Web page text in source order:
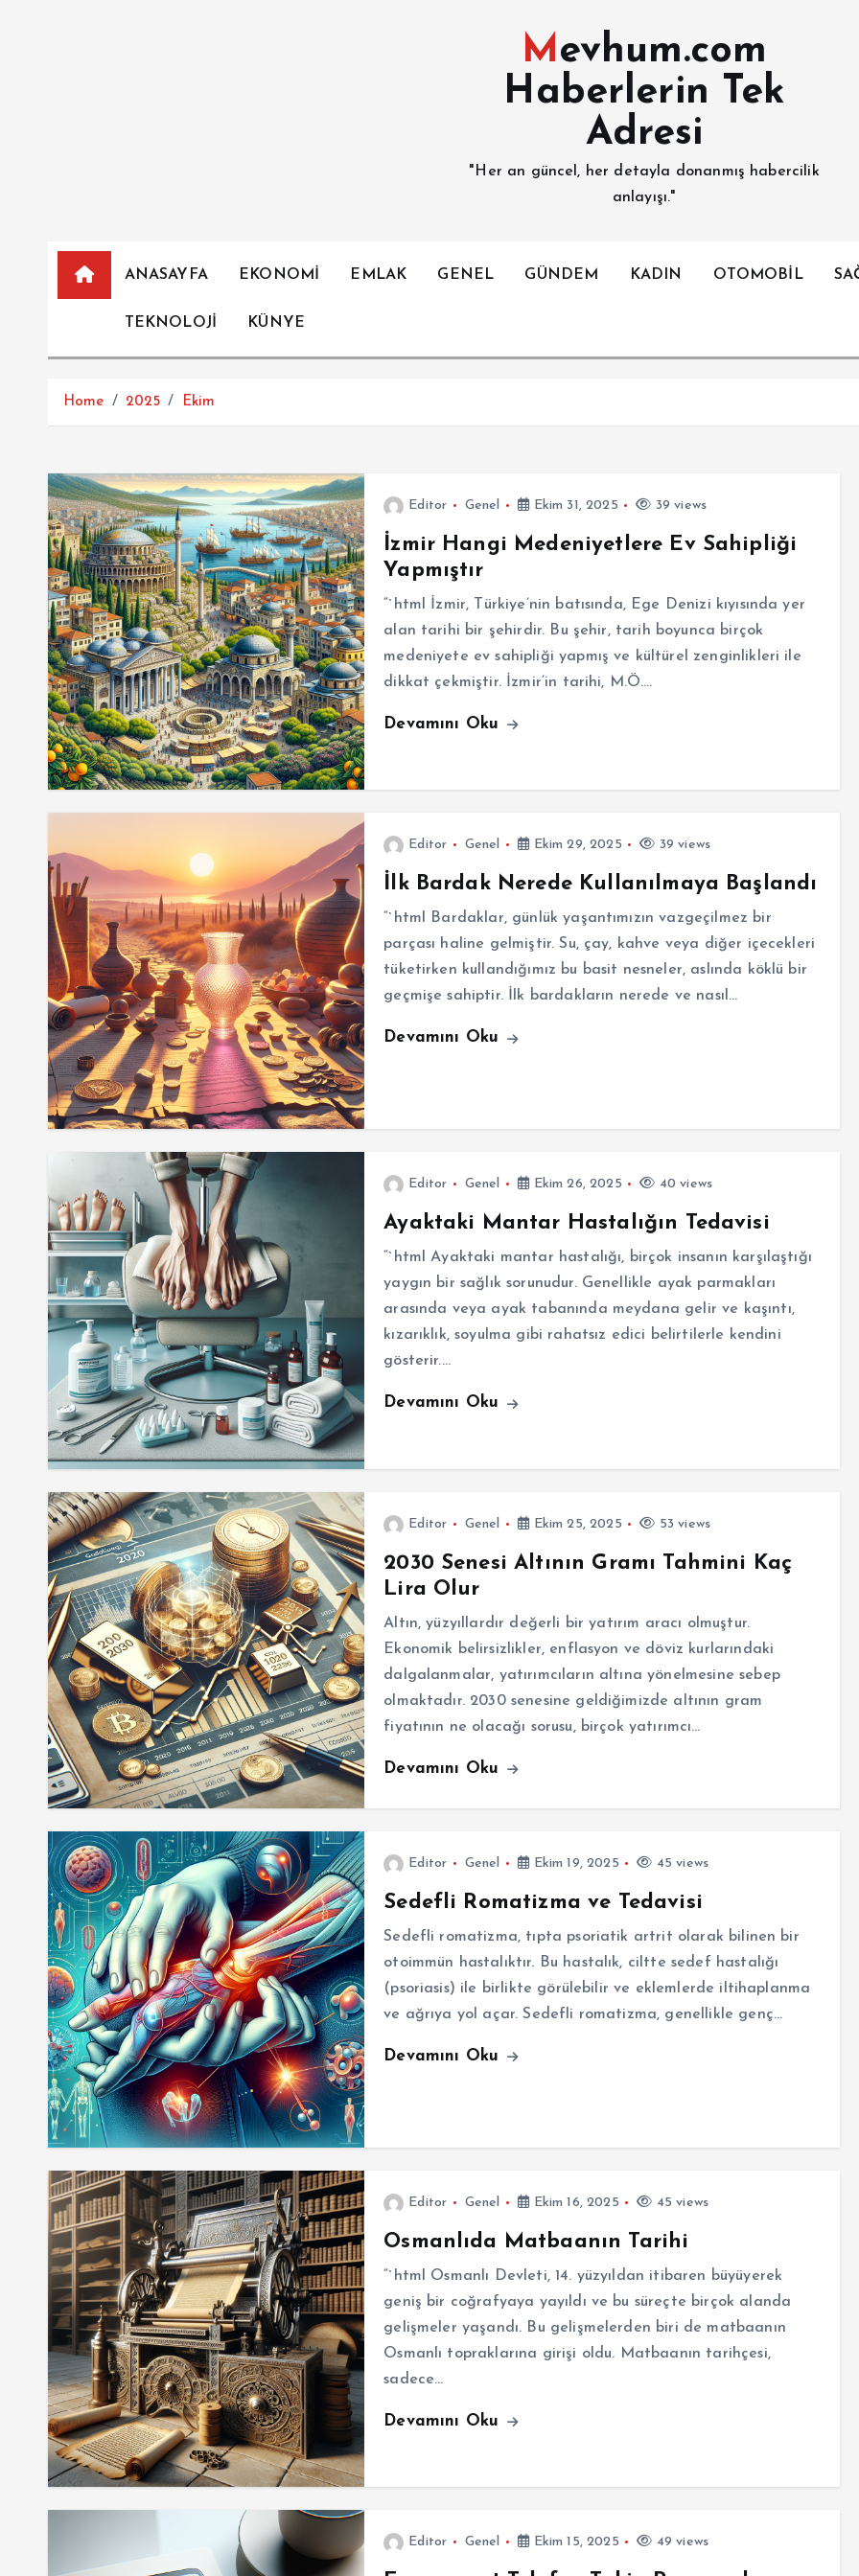
Mevhum.com
Haberlerin Tek
Adresi
"Her an güncel, her detayla donanmış habercilik
anlayışı."
ANASAYFA EKONOMİ EMLAK GENEL GÜNDEM KADIN OTOMOBİL
TEKNOLOJİ KÜNYE
Home 2025 Ekim
Editor Genel Ekim 31, 2025 39 views
İzmir Hangi Medeniyetlere Ev Sahipliği
Yapmıştır
“`html İzmir, Türkiye’nin batısında, Ege Denizi kıyısında yer
alan tarihi bir şehirdir. Bu şehir, tarih boyunca birçok
medeniyete ev sahipliği yapmış ve kültürel zenginlikleri ile
dikkat çekmiştir. İzmir’in tarihi, M.Ö.…
Devamını Oku
Editor Genel Ekim 29, 2025 39 views
İlk Bardak Nerede Kullanılmaya Başlandı
“`html Bardaklar, günlük yaşantımızın vazgeçilmez bir
parçası haline gelmiştir. Su, çay, kahve veya diğer içecekleri
tüketirken kullandığımız bu basit nesneler, aslında köklü bir
geçmişe sahiptir. İlk bardakların nerede ve nasıl…
Devamını Oku
Editor Genel Ekim 26, 2025 40 views
Ayaktaki Mantar Hastalığın Tedavisi
“`html Ayaktaki mantar hastalığı, birçok insanın karşılaştığı
yaygın bir sağlık sorunudur. Genellikle ayak parmakları
arasında veya ayak tabanında meydana gelir ve kaşıntı,
kızarıklık, soyulma gibi rahatsız edici belirtilerle kendini
gösterir.…
Devamını Oku
Editor Genel Ekim 25, 2025 53 views
2030 Senesi Altının Gramı Tahmini Kaç
Lira Olur
Altın, yüzyıllardır değerli bir yatırım aracı olmuştur.
Ekonomik belirsizlikler, enflasyon ve döviz kurlarındaki
dalgalanmalar, yatırımcıların altına yönelmesine sebep
olmaktadır. 2030 senesine geldiğimizde altının gram
fiyatının ne olacağı sorusu, birçok yatırımcı…
Devamını Oku
Editor Genel Ekim 19, 2025 45 views
Sedefli Romatizma ve Tedavisi
Sedefli romatizma, tıpta psoriatik artrit olarak bilinen bir
otoimmün hastalıktır. Bu hastalık, ciltte sedef hastalığı
(psoriasis) ile birlikte görülebilir ve eklemlerde iltihaplanma
ve ağrıya yol açar. Sedefli romatizma, genellikle genç…
Devamını Oku
Editor Genel Ekim 16, 2025 45 views
Osmanlıda Matbaanın Tarihi
“`html Osmanlı Devleti, 14. yüzyıldan itibaren büyüyerek
geniş bir coğrafyaya yayıldı ve bu süreçte birçok alanda
gelişmeler yaşandı. Bu gelişmelerden biri de matbaanın
Osmanlı topraklarına girişi oldu. Matbaanın tarihçesi,
sadece…
Devamını Oku
Editor Genel Ekim 15, 2025 49 views